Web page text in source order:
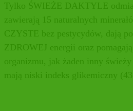
Tylko ŚWIEŻE DAKTYLE
zawierają 15 naturalnych
CZYSTE bez pestycydów, dają
ZDROWEJ energii oraz
organizmu, jak żaden inny
mają niski indeks glikemiczny